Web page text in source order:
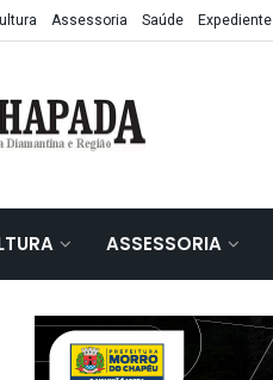
Assessoria Saúde Expediente
ASSESSORIA